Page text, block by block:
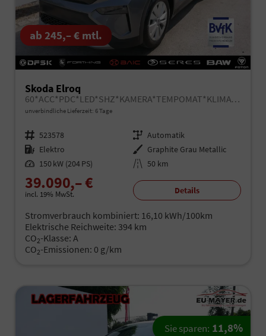
ab 245,– € mtl.
Skoda Elroq
60*ACC*PDC*LED*SHZ*KAMERA*TEMPOMAT*KLIMA*SMARTLINK*EL-HECKKLAPPE*19-ZOLL
unverbindliche Lieferzeit: 6 Tage
Fahrzeugnr. 523578 Getriebe Automatik
Kraftstoff Elektro Außenfarbe Graphite Grau Metallic
Leistung 150 kW (204 PS) Kilometerstand 50 km
39.090,– €
incl. 19% MwSt. Details
Stromverbrauch kombiniert: 16,10 kWh/100km
Elektrische Reichweite: 394 km
CO2-Klasse: A
CO2-Emissionen: 0 g/km
Sie sparen: 11,8%